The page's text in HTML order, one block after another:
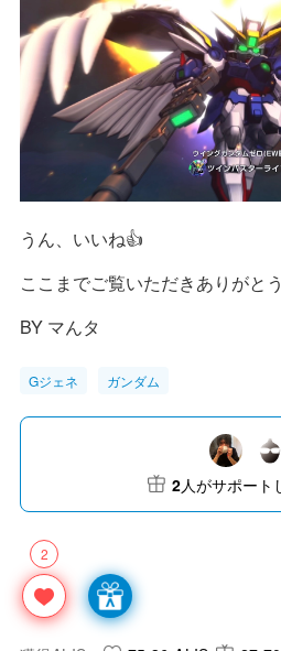
うん、いいね👍
ここまでご覧いただきありがと
BY マんタ
Gジェネ ガンダム
2
2人がサポート